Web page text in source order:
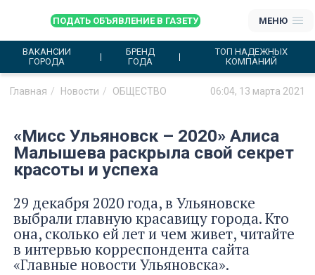
ПОДАТЬ ОБЪЯВЛЕНИЕ В ГАЗЕТУ МЕНЮ
ВАКАНСИИ
ГОРОДА
БРЕНД
ГОДА
ТОП НАДЕЖНЫХ
КОМПАНИЙ
Главная Новости ОБЩЕСТВО 06:04, 13 марта 2021
«Мисс Ульяновск – 2020» Алиса
Малышева раскрыла свой секрет
красоты и успеха
29 декабря 2020 года, в Ульяновске
выбрали главную красавицу города. Кто
она, сколько ей лет и чем живет, читайте
в интервью корреспондента сайта
«Главные новости Ульяновска».